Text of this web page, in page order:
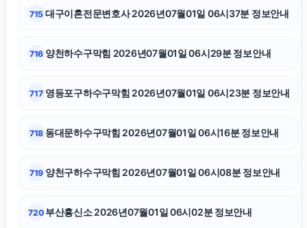
수원이혼전문변호사
김포공항주차대행
흥신소
715 대구이혼전문변호사 2026년07월01일 06시37분 정보안내
716 양천하수구막힘 2026년07월01일 06시29분 정보안내
717 영등포구하수구막힘 2026년07월01일 06시23분 정보안내
718 동대문하수구막힘 2026년07월01일 06시16분 정보안내
719 양천구하수구막힘 2026년07월01일 06시08분 정보안내
720 부산흥신소 2026년07월01일 06시02분 정보안내